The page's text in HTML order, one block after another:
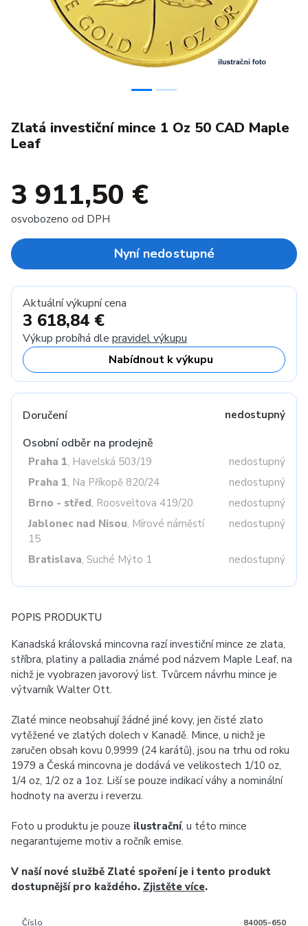
Zlatá investiční mince 1 Oz 50 CAD Maple
Leaf
3 911,50 €
osvobozeno od DPH
Nyní nedostupné
Aktuální výkupní cena
3 618,84 €
Výkup probíhá dle pravidel výkupu
Nabídnout k výkupu
Doručení nedostupný
Osobní odběr na prodejně
Praha 1, Havelská 503/19
nedostupný
Praha 1, Na Příkopě 820/24
nedostupný
Brno - střed, Roosveltova 419/20
nedostupný
Jablonec nad Nisou, Mírové náměstí
15
nedostupný
Bratislava, Suché Mýto 1 nedostupný
POPIS PRODUKTU
Kanadská královská mincovna razí investiční mince ze zlata,
stříbra, platiny a palladia známé pod názvem Maple Leaf, na
nichž je vyobrazen javorový list. Tvůrcem návrhu mince je
výtvarník Walter Ott.
Zlaté mince neobsahují žádné jiné kovy, jen čisté zlato
vytěžené ve zlatých dolech v Kanadě. Mince, u nichž je
zaručen obsah kovu 0,9999 (24 karátů), jsou na trhu od roku
1979 a Česká mincovna je dodává ve velikostech 1/10 oz,
1/4 oz, 1/2 oz a 1oz. Liší se pouze indikací váhy a nominální
hodnoty na averzu i reverzu.
Foto u produktu je pouze ilustrační, u této mince
negarantujeme motiv a ročník emise.
V naší nové službě Zlaté spoření je i tento produkt
dostupnější pro každého. Zjistěte více.
Číslo 84005-650